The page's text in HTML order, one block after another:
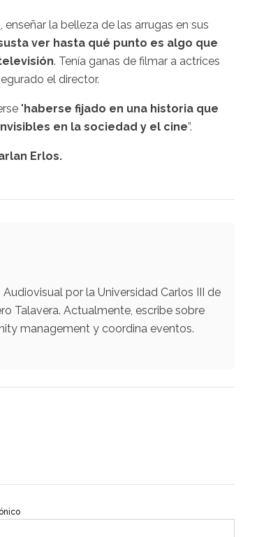
, enseñar la belleza de las arrugas en sus
ver hasta qué punto es algo que
. Tenía ganas de filmar a actrices
el director.
"haberse fijado en una historia que
en la sociedad y el cine”.
Erlos.
por la Universidad Carlos III de
Talavera. Actualmente, escribe sobre
management y coordina eventos.